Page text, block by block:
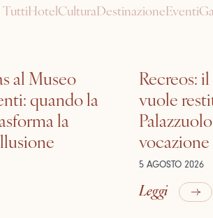
TuttiHotelCulturaDestinazioneEventi
al Museo
quando la
la
Recreos:
vuole
5 AGOSTO 2026
Leggi